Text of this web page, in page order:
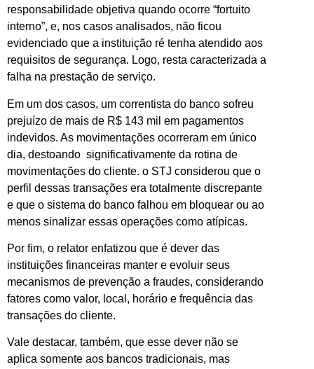
responsabilidade objetiva quando ocorre “fortuito
interno”, e, nos casos analisados, não ficou
evidenciado que a instituição ré tenha atendido aos
requisitos de segurança. Logo, resta caracterizada a
falha na prestação de serviço.
Em um dos casos, um correntista do banco sofreu
prejuízo de mais de R$ 143 mil em pagamentos
indevidos. As movimentações ocorreram em único
dia, destoando significativamente da rotina de
movimentações do cliente. o STJ considerou que o
perfil dessas transações era totalmente discrepante
e que o sistema do banco falhou em bloquear ou ao
menos sinalizar essas operações como atípicas.
Por fim, o relator enfatizou que é dever das
instituições financeiras manter e evoluir seus
mecanismos de prevenção a fraudes, considerando
fatores como valor, local, horário e frequência das
transações do cliente.
Vale destacar, também, que esse dever não se
aplica somente aos bancos tradicionais, mas